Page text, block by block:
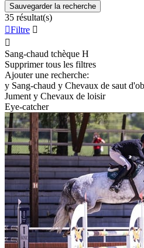
Sauvegarder la recherche
35 résultat(s)
Filtre 

Sang-chaud tchèque H
Supprimer tous les filtres
Ajouter une recherche:
y Sang-chaud y Chevaux de saut
Jument y Chevaux de loisir
Eye-catcher